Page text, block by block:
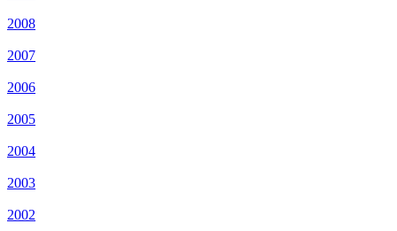
2008
2007
2006
2005
2004
2003
2002